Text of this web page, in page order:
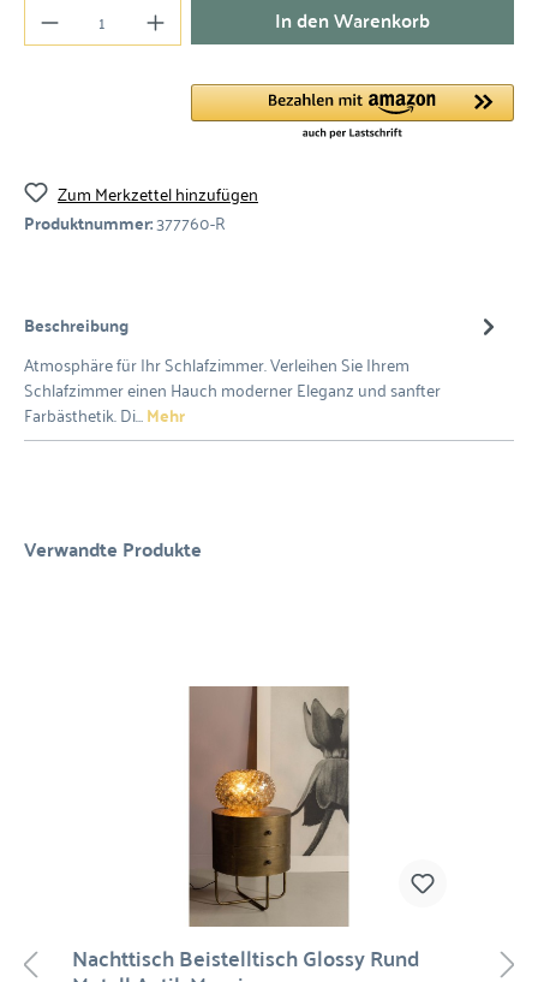
In den Warenkorb
Zum Merkzettel hinzufügen
Produktnummer:377760-R
Beschreibung
Atmosphäre für Ihr Schlafzimmer. Verleihen Sie Ihrem
Schlafzimmer einen Hauch moderner Eleganz und sanfter
Farbästhetik. Di…Mehr
Verwandte Produkte
Nachttisch Beistelltisch Glossy Rund